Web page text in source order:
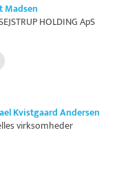
Madsen
HOLDING ApS
Kvistgaard Andersen
virksomheder